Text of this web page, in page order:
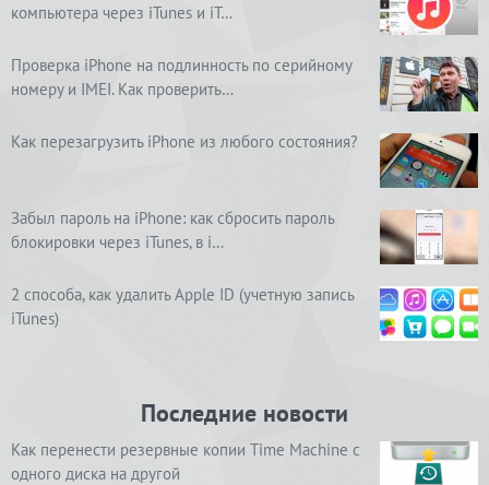
компьютера через iTunes и iT…
Проверка iPhone на подлинность по серийному
номеру и IMEI. Как проверить…
Как перезагрузить iPhone из любого состояния?
Забыл пароль на iPhone: как сбросить пароль
блокировки через iTunes, в i…
2 способа, как удалить Apple ID (учетную запись
iTunes)
Последние новости
Как перенести резервные копии Time Machine с
одного диска на другой